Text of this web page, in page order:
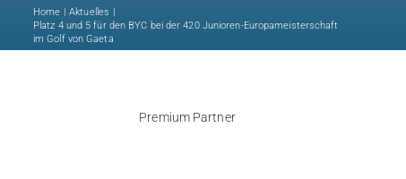
Home
Aktuelles
Platz 4 und 5 für den BYC bei der 420 Junioren-Europameisterschaft
im Golf von Gaeta
Premium Partner